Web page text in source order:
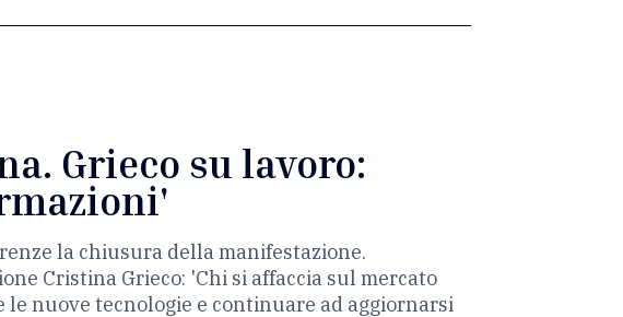
Grieco su lavoro:
la chiusura della manifestazione.
Cristina Grieco: 'Chi si affaccia sul mercato
le nuove tecnologie e continuare ad aggiornarsi